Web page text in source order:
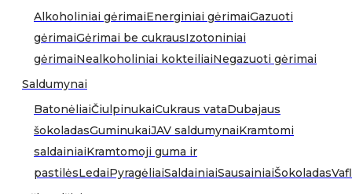
Alkoholiniai gėrimaiEnerginiai gėrimaiGazuoti
gėrimaiGėrimai be cukrausIzotoniniai
gėrimaiNealkoholiniai kokteiliaiNegazuoti gėrimai
Saldumynai
BatonėliaiČiulpinukaiCukraus vataDubajaus
šokoladasGuminukaiJAV saldumynaiKramtomi
saldainiaiKramtomoji guma ir
pastilėsLedaiPyragėliaiSaldainiaiSausainiaiŠokoladas